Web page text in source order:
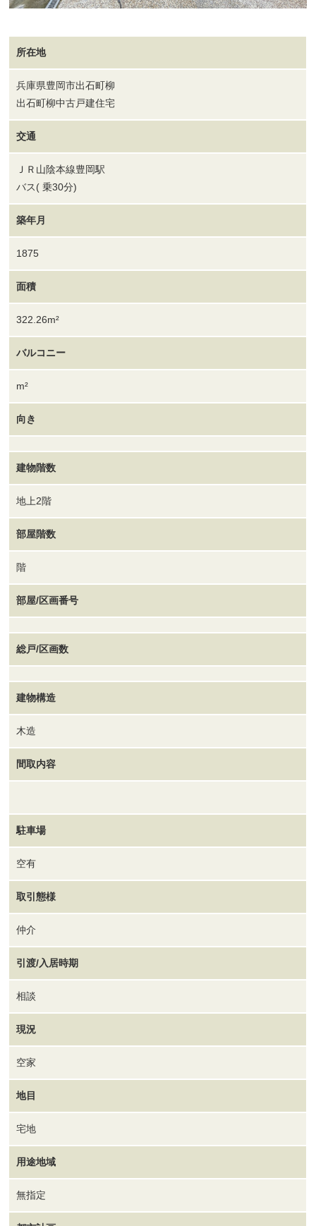
所在地
兵庫県豊岡市出石町柳
出石町柳中古戸建住宅
交通
ＪＲ山陰本線豊岡駅
バス( 乗30分)
築年月
1875
面積
322.26m²
バルコニー
m²
向き
建物階数
地上2階
部屋階数
階
部屋/区画番号
総戸/区画数
建物構造
木造
間取内容
駐車場
空有
取引態様
仲介
引渡/入居時期
相談
現況
空家
地目
宅地
用途地域
無指定